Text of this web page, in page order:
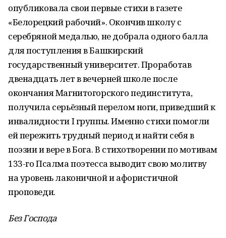
опубликовала свои первые стихи в газете
«Белорецкий рабочий». Окончив школу с
серебряной медалью, не добрала одного балла
для поступления в Башкирский
государственный университет. Проработав
двенадцать лет в вечерней школе после
окончания Магнитогорского пединститута,
получила серьёзный перелом ноги, приведший к
инвалидности I группы. Именно стихи помогли
ей пережить трудный период и найти себя в
поэзии и вере в Бога. В стихотворении по мотивам
133-го Псалма поэтесса выводит свою молитву
на уровень лаконичной и афористичной
проповеди.
Без Господа